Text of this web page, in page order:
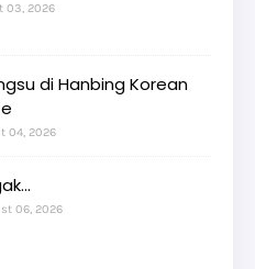
03, 2026
di Hanbing Korean
04, 2026
06, 2026